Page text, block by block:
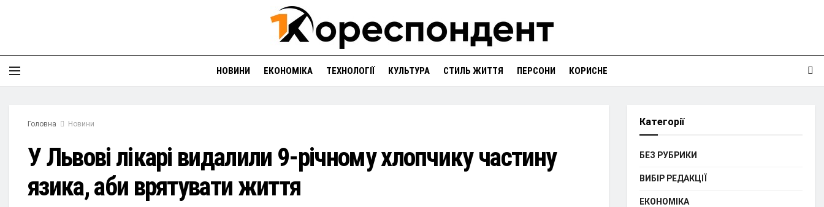
НОВИНИ ЕКОНОМІКА ТЕХНОЛОГІЇ КУЛЬТУРА СТИЛЬ ЖИТТЯ ПЕРСОНИ КОРИСНЕ
Головна Новини
У Львові лікарі видалили 9-річному хлопчику частину
язика, аби врятувати життя
Категорії
БЕЗ РУБРИКИ
ВИБІР РЕДАКЦІЇ
ЕКОНОМІКА